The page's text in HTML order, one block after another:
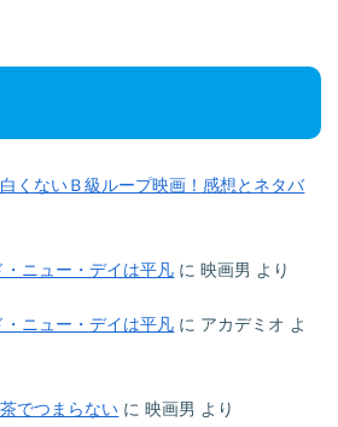
くないＢ級ループ映画！感想とネタバ
ニュー・デイは平凡 に映画男 より
ニュー・デイは平凡 に アカデミオ よ
でつまらない に映画男 より